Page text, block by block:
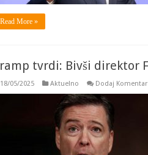
Read More »
tvrdi: Bivši direktor
18/05/2025 Aktuelno Dodaj Komentar